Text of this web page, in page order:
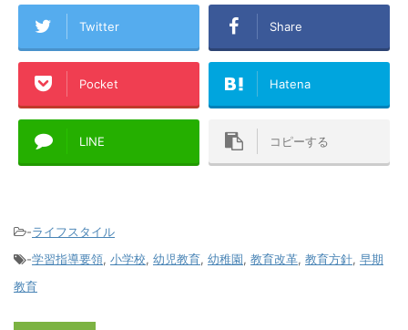
Twitter Share
Pocket Hatena
LINE コピーする
-ライフスタイル
-学習指導要領, 小学校, 幼児教育, 幼稚園, 教育改革, 教育方針, 早期
教育